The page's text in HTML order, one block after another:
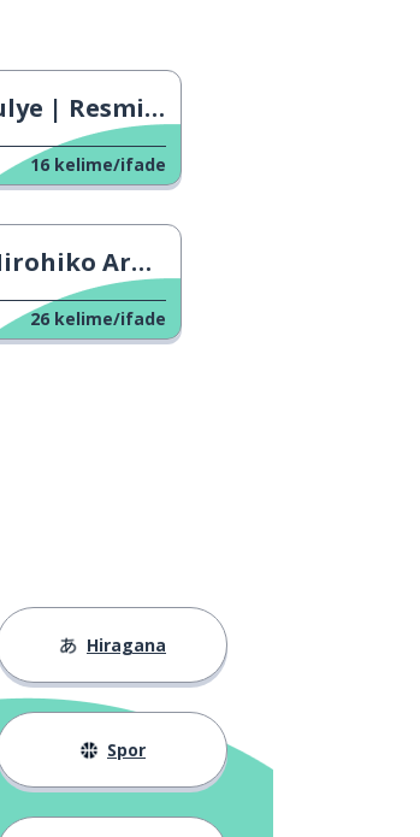
Resmi Fragman
16 kelime/ifade
ile Soru-Cevap
26 kelime/ifade
Hiragana
Spor